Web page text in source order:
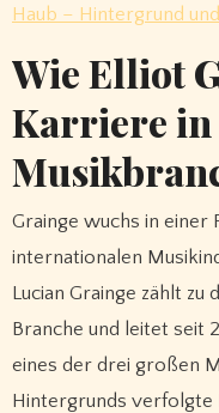
Haub – Hintergrund
Wie Elliot
Karriere in
Grainge wuchs in einer
internationalen
Lucian Grainge zählt
Branche und leitet seit
eines der drei großen
Hintergrunds verfolgte